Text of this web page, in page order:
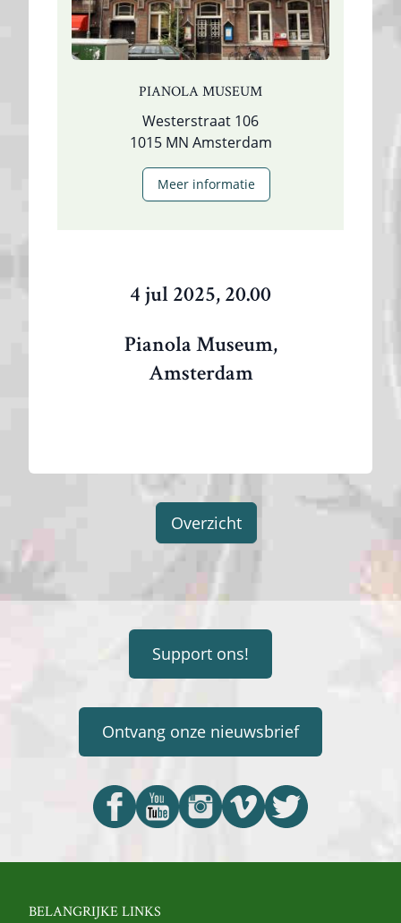
PIANOLA MUSEUM
Westerstraat 106
1015 MN Amsterdam
Meer informatie
4 jul 2025, 20.00
Pianola Museum,
Amsterdam
Overzicht
Support ons!
Ontvang onze nieuwsbrief
BELANGRIJKE LINKS